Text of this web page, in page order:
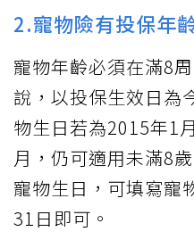
2.寵物險有投保年
寵物年齡必須在滿8
說，以投保生效日為
物生日若為2015年1
月，仍可適用未滿8
寵物生日，可填寫寵
31日即可。